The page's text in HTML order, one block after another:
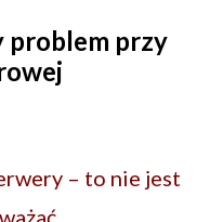
problem przy
– to nie jest